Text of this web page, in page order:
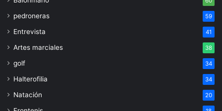
pedroneras 59
Entrevista 41
Artes marciales 38
golf 34
Halterofilia 34
Natación 20